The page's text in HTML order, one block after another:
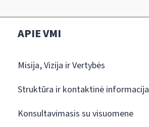
APIE VMI
Misija, Vizija ir Vertybės
Struktūra ir kontaktinė informacija
Konsultavimasis su visuomene